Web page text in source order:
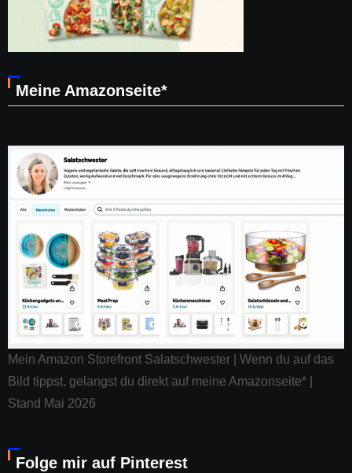
Meine Amazonseite*
Mein Amazon Storefront Salatschwester | Wenn du auf das
Bild tippst, gelangst du direkt auf meine Amazonseite* |
Stand Mai 2026
Folge mir auf Pinterest